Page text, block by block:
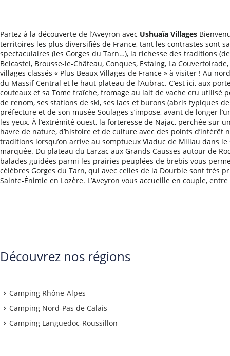
Partez à la découverte de l’Aveyron avec Ushuaïa Villages
territoires les plus diversifiés de France, tant les contrastes sont
spectaculaires (les Gorges du Tarn…), la richesse des traditions
Belcastel, Brousse-le-Château, Conques, Estaing, La
villages classés « Plus Beaux Villages de France » à visiter ! Au
du Massif Central et le haut plateau de l’Aubrac. C’est ici, aux
couteaux et sa Tome fraîche, fromage au lait de vache cru utilisé
de renom, ses stations de ski, ses lacs et burons (abris typiques
préfecture et de son musée Soulages s’impose, avant de longer
les yeux. À l’extrémité ouest, la forteresse de Najac, perchée sur
havre de nature, d’histoire et de culture avec des points
traditions lorsqu’on arrive au somptueux Viaduc de Millau dans
marquée. Du plateau du Larzac aux Grands Causses autour de
balades guidées parmi les prairies peuplées de brebis vous
célèbres Gorges du Tarn, qui avec celles de la Dourbie sont très
Sainte-Énimie en Lozère. L’Aveyron vous accueille en couple,
Découvrez nos régions
Camping Rhône-Alpes
Camping Nord-Pas de Calais
Camping Languedoc-Roussillon